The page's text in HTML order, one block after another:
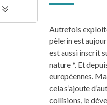
Autrefois
pèlerin est
est aussi inscrit
nature *. Et
européennes.
cela s’ajoute
collisions, le